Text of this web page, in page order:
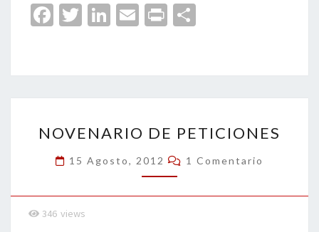
Fa
o
o
k
T
er
Li
dI
n
E
l
Pr
p
ar
tir
DE
PETICIONES
NOVENARIO DE PETICIONES
15 Agosto, 2012 Comentarios
1 Comentario
346 views